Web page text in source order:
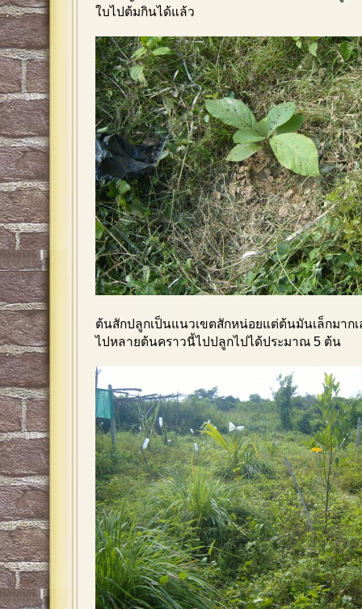
ใบไปต้มกินได้แล้ว
ต้นสักปลูกเป็นแนวเขตสักหน่อยแต่ต้นมันเล็กมากเ
ไปหลายต้นคราวนี้ไปปลูกไปได้ประมาณ 5 ต้น